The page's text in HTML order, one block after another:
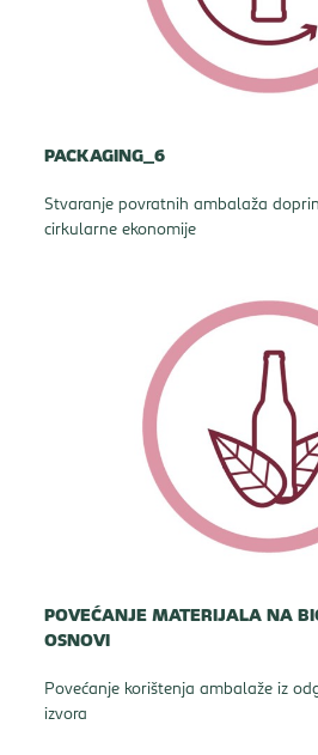
PACKAGING_6
Stvaranje povratnih ambalaža
cirkularne ekonomije
POVEĆANJE MATERIJALA NA
OSNOVI
Povećanje korištenja ambalaže iz
izvora